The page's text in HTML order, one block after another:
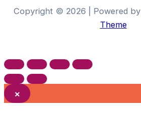
Copyright © 2026 | Powered by
Theme
×